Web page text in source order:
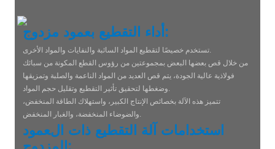
أداء التقطيع بعمود مزدوج:
تستخدم خصيصًا لتقطيع المواد السائبة والنفايات والمواد الأخرى.
من خلال قص بعضها البعض بمجموعتين من رؤوس القطع المكونة من سبائك
فولاذية عالية الجودة، يتم قص العديد من المواد الناعمة والصلبة وتمزيقها
وضغطها لتحقيق تأثير التقطيع وتقليل حجم المواد.
تتميز هذه الآلة بخصائص الإنتاج الكبير، واستهلاك الطاقة المنخفض،
والضوضاء المنخفضة، والغبار المنخفض.
استخدامات آلة التقطيع ذات العمود